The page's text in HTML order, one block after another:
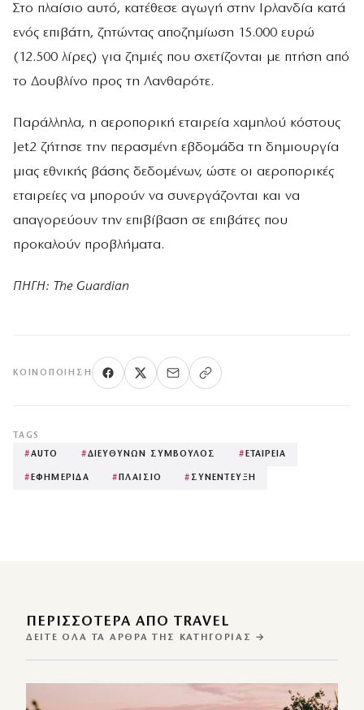
Στο πλαίσιο αυτό, κατέθεσε αγωγή στην Ιρλανδία κατά
ενός επιβάτη, ζητώντας αποζημίωση 15.000 ευρώ
(12.500 λίρες) για ζημιές που σχετίζονται με πτήση από
το Δουβλίνο προς τη Λανθαρότε.
Παράλληλα, η αεροπορική εταιρεία χαμηλού κόστους
Jet2 ζήτησε την περασμένη εβδομάδα τη δημιουργία
μιας εθνικής βάσης δεδομένων, ώστε οι αεροπορικές
εταιρείες να μπορούν να συνεργάζονται και να
απαγορεύουν την επιβίβαση σε επιβάτες που
προκαλούν προβλήματα.
ΠΗΓΗ: The Guardian
ΚΟΙΝΟΠΟΊΗΣΗ
TAGS
#AUTO #ΔΙΕΥΘΥΝΩΝ ΣΥΜΒΟΥΛΟΣ # ΕΤΑΙΡΕΙΑ
# ΕΦΗΜΕΡΙΔΑ # ΠΛΑΙΣΙΟ # ΣΥΝΕΝΤΕΥΞΗ
ΠΕΡΙΣΣΌΤΕΡΑ ΑΠΌ TRAVEL
ΔΕΊΤΕ ΌΛΑ ΤΑ ΆΡΘΡΑ ΤΗΣ ΚΑΤΗΓΟΡΊΑΣ →